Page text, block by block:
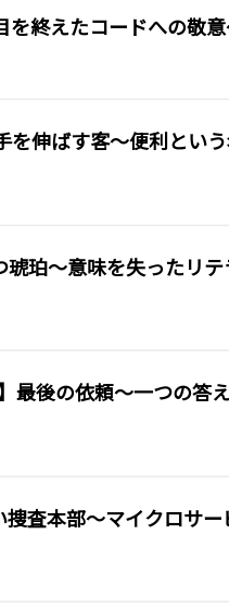
を終えたコードへの敬
を伸ばす客〜便利とい
珀〜意味を失ったリテ
最後の依頼〜一つの答
査本部〜マイクロサー